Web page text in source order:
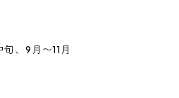
、9月〜11月